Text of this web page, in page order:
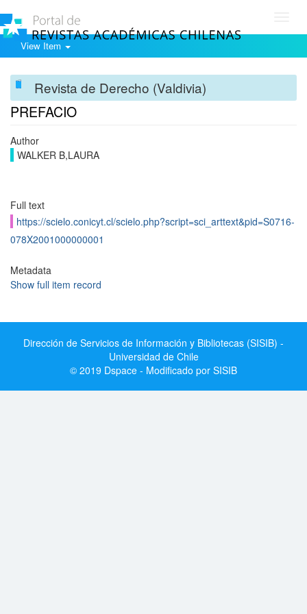
View Item
Revista de Derecho (Valdivia)
PREFACIO
Author
WALKER B,LAURA
Full text
https://scielo.conicyt.cl/scielo.php?script=sci_arttext&pid=S0716-
078X2001000000001
Metadata
Show full item record
Dirección de Servicios de Información y Bibliotecas (SISIB) -
Universidad de Chile
© 2019 Dspace - Modificado por SISIB